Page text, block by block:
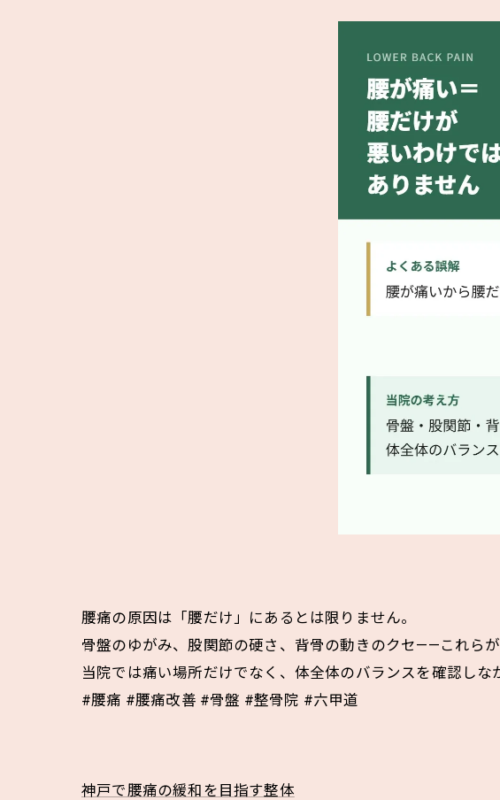
腰痛の原因は「腰だけ」にあるとは限りません。
骨盤のゆがみ、股関節の硬さ、背骨の動きのクセ——これら
当院では痛い場所だけでなく、体全体のバランスを確認しな
#腰痛 #腰痛改善 #骨盤 #整骨院 #六甲道
神戸で腰痛の緩和を目指す整体